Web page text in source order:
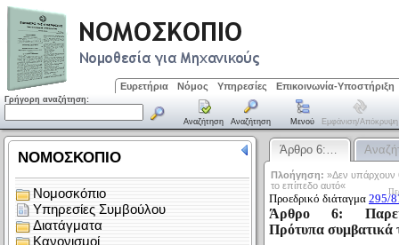
Ευρετήρια Νόμος Υπηρεσίες Επικοινωνία-Υποστήριξη
Γρήγορη αναζήτηση:
Αναζήτηση Αναζήτηση Μενού Εμφάνιση/απόκρυψη
Άρθρο 6:…